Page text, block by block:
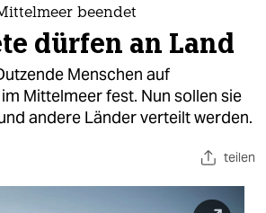
beendet
dürfen an Land
Menschen auf
Mittelmeer fest. Nun sollen sie
andere Länder verteilt werden.
teilen